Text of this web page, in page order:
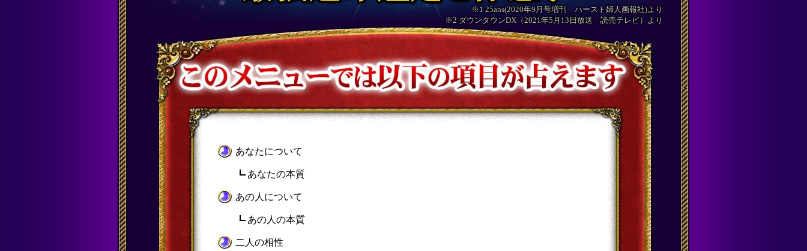
※1 25ans(2020年9月号増刊 ハースト婦人画報社)より
※2 ダウンタウンDX（2021年5月13日放送 読売テレビ）より
あなたについて
あなたの本質
あの人について
あの人の本質
二人の相性